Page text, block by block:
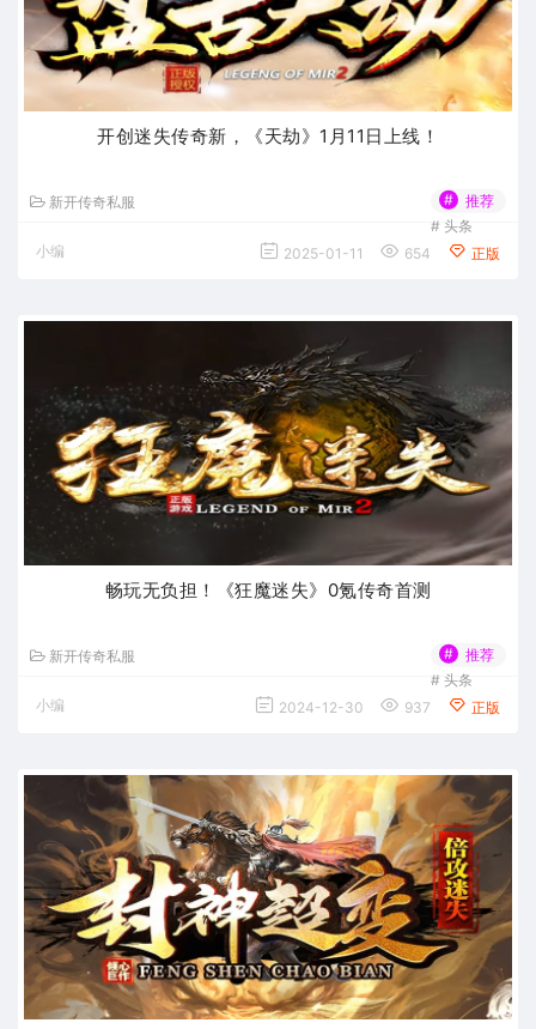
开创迷失传奇新，《天劫》1月11日上线！
新开传奇私服 #
推荐
# 头条
小编
2025-01-11 654 正版
畅玩无负担！《狂魔迷失》0氪传奇首测
新开传奇私服 #
推荐
# 头条
小编
2024-12-30 937 正版